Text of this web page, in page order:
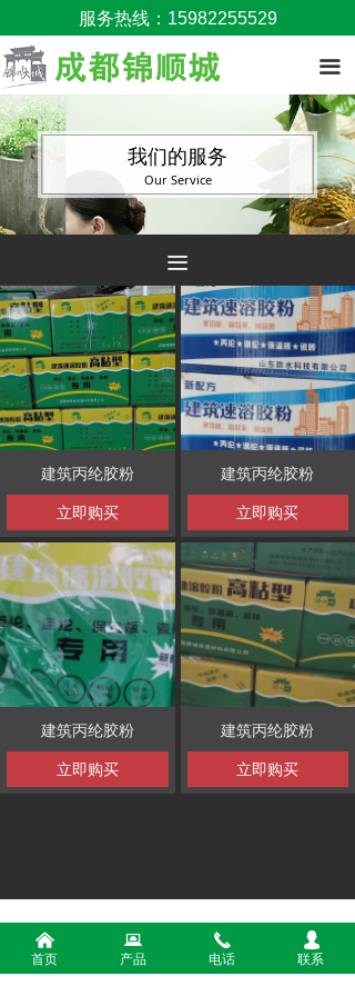
服务热线：15982255529
끀
我们的服务
Our Service
끀
建筑丙纶胶粉
立即购买
建筑丙纶胶粉
立即购买
建筑丙纶胶粉
立即购买
建筑丙纶胶粉
立即购买
电话：15982255529
版权所有 © 成都锦顺城保温材料有限公司
낀
首页
뀵
产品
끅
电话
넙
联系